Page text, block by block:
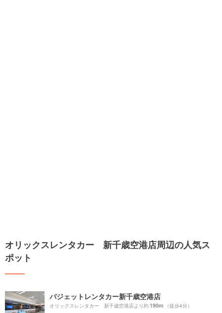
オリックスレンタカー 新千歳空港店周辺の人気ス
ポット
バジェットレンタカー新千歳空港店
オリックスレンタカー 新千歳空港店より約190m （徒歩4分）